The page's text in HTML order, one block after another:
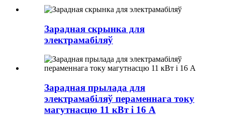
Зарадная скрынка для
электрамабіляў
Зарадная прылада для
электрамабіляў пераменнага току
магутнасцю 11 кВт і 16 А